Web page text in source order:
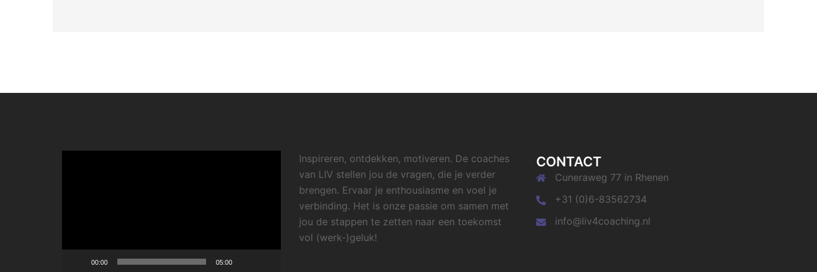
00:00 05:00
Inspireren, ontdekken, motiveren. De coaches
van LIV stellen jou de vragen, die je verder
brengen. Ervaar je enthousiasme en voel je
verbinding. Het is onze passie om samen met
jou de stappen te zetten naar een toekomst
vol (werk-)geluk!
CONTACT
Cuneraweg 77 in Rhenen
+31 (0)6-83562734
info@liv4coaching.nl